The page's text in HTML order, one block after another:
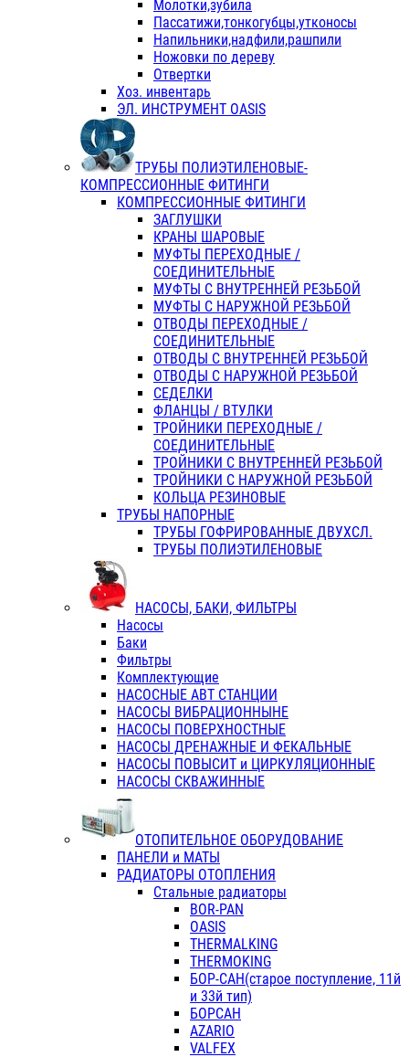
Молотки,зубила
Пассатижи,тонкогубцы,утконосы
Напильники,надфили,рашпили
Ножовки по дереву
Отвертки
Хоз. инвентарь
ЭЛ. ИНСТРУМЕНТ OASIS
ТРУБЫ ПОЛИЭТИЛЕНОВЫЕ-
КОМПРЕССИОННЫЕ ФИТИНГИ
КОМПРЕССИОННЫЕ ФИТИНГИ
ЗАГЛУШКИ
КРАНЫ ШАРОВЫЕ
МУФТЫ ПЕРЕХОДНЫЕ /
СОЕДИНИТЕЛЬНЫЕ
МУФТЫ С ВНУТРЕННЕЙ РЕЗЬБОЙ
МУФТЫ С НАРУЖНОЙ РЕЗЬБОЙ
ОТВОДЫ ПЕРЕХОДНЫЕ /
СОЕДИНИТЕЛЬНЫЕ
ОТВОДЫ С ВНУТРЕННЕЙ РЕЗЬБОЙ
ОТВОДЫ С НАРУЖНОЙ РЕЗЬБОЙ
СЕДЕЛКИ
ФЛАНЦЫ / ВТУЛКИ
ТРОЙНИКИ ПЕРЕХОДНЫЕ /
СОЕДИНИТЕЛЬНЫЕ
ТРОЙНИКИ С ВНУТРЕННЕЙ РЕЗЬБОЙ
ТРОЙНИКИ С НАРУЖНОЙ РЕЗЬБОЙ
КОЛЬЦА РЕЗИНОВЫЕ
ТРУБЫ НАПОРНЫЕ
ТРУБЫ ГОФРИРОВАННЫЕ ДВУХСЛ.
ТРУБЫ ПОЛИЭТИЛЕНОВЫЕ
НАСОСЫ, БАКИ, ФИЛЬТРЫ
Насосы
Баки
Фильтры
Комплектующие
НАСОСНЫЕ АВТ СТАНЦИИ
НАСОСЫ ВИБРАЦИОННЫНЕ
НАСОСЫ ПОВЕРХНОСТНЫЕ
НАСОСЫ ДРЕНАЖНЫЕ И ФЕКАЛЬНЫЕ
НАСОСЫ ПОВЫСИТ и ЦИРКУЛЯЦИОННЫЕ
НАСОСЫ СКВАЖИННЫЕ
ОТОПИТЕЛЬНОЕ ОБОРУДОВАНИЕ
ПАНЕЛИ и МАТЫ
РАДИАТОРЫ ОТОПЛЕНИЯ
Стальные радиаторы
BOR-PAN
OASIS
THERMALKING
THERMOKING
БОР-САН(старое поступление, 11й
и 33й тип)
БОРСАН
AZARIO
VALFEX